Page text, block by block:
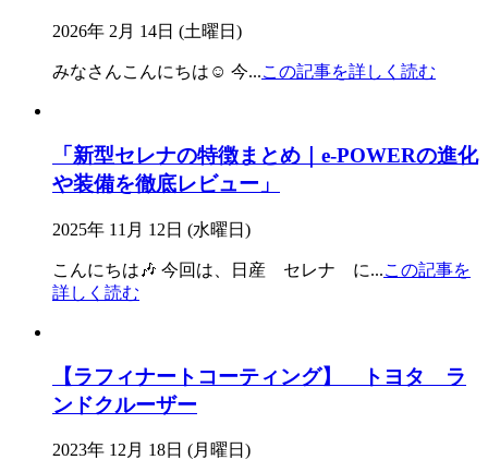
2026年 2月 14日 (土曜日)
みなさんこんにちは☺️ 今...この記事を詳しく読む
「新型セレナの特徴まとめ｜e-POWERの進化
や装備を徹底レビュー」
2025年 11月 12日 (水曜日)
こんにちは🎶 今回は、日産 セレナ に...この記事を
詳しく読む
【ラフィナートコーティング】 トヨタ ラ
ンドクルーザー
2023年 12月 18日 (月曜日)